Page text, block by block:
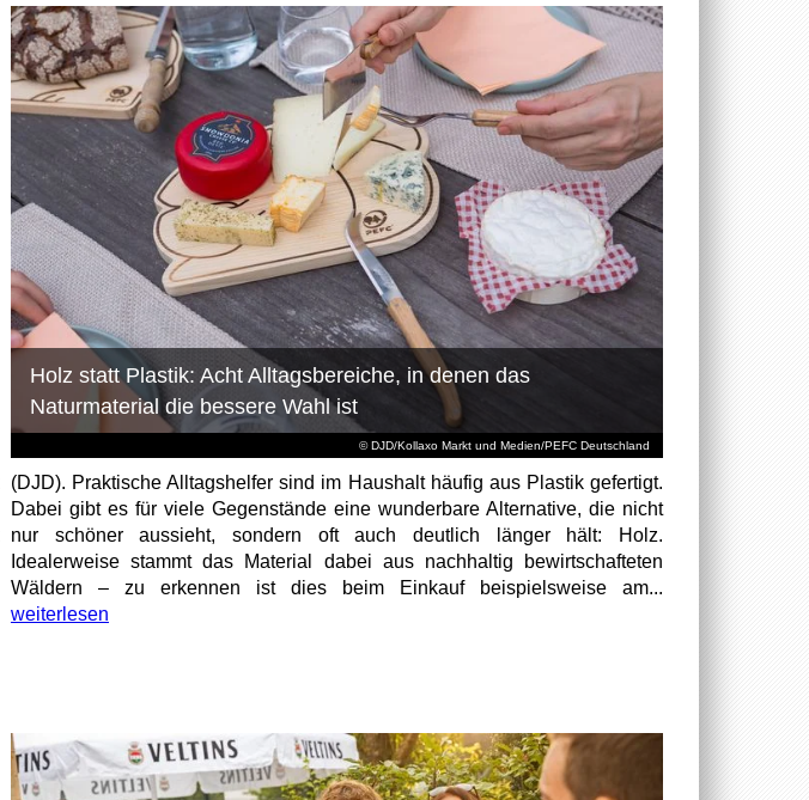
© DJD/Kollaxo Markt und Medien/PEFC Deutschland
Holz statt Plastik: Acht Alltagsbereiche, in denen das
Naturmaterial die bessere Wahl ist
(DJD). Praktische Alltagshelfer sind im Haushalt häufig aus Plastik gefertigt.
Dabei gibt es für viele Gegenstände eine wunderbare Alternative, die nicht
nur schöner aussieht, sondern oft auch deutlich länger hält: Holz.
Idealerweise stammt das Material dabei aus nachhaltig bewirtschafteten
Wäldern – zu erkennen ist dies beim Einkauf beispielsweise am...
weiterlesen